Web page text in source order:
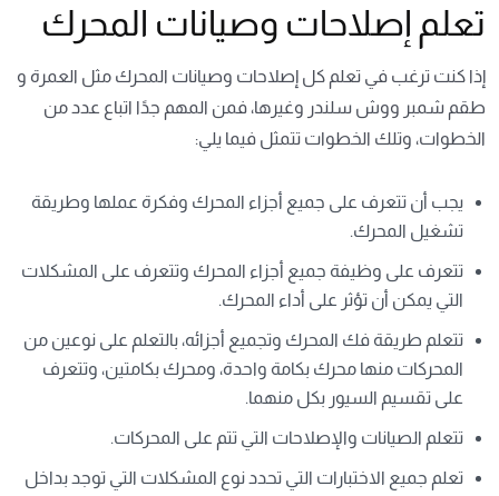
تعلم إصلاحات وصيانات المحرك
إذا كنت ترغب في تعلم كل إصلاحات وصيانات المحرك مثل العمرة و
طقم شمبر ووش سلندر وغيرها، فمن المهم جدًا اتباع عدد من
الخطوات، وتلك الخطوات تتمثل فيما يلي:
يجب أن تتعرف على جميع أجزاء المحرك وفكرة عملها وطريقة
تشغيل المحرك.
تتعرف على وظيفة جميع أجزاء المحرك وتتعرف على المشكلات
التي يمكن أن تؤثر على أداء المحرك.
تتعلم طريقة فك المحرك وتجميع أجزائه، بالتعلم على نوعين من
المحركات منها محرك بكامة واحدة، ومحرك بكامتين، وتتعرف
على تقسيم السيور بكل منهما.
تتعلم الصيانات والإصلاحات التي تتم على المحركات.
تعلم جميع الاختبارات التي تحدد نوع المشكلات التي توجد بداخل